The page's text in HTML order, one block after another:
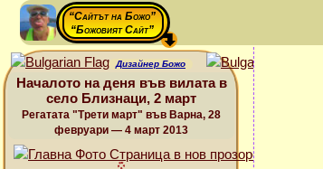
“Сайтът на Божо”
“Божовият Сайт”
Дизайнер Божо
Началото на деня във вилата в
село Близнаци, 2 март
Регатата "Трети март" във Варна, 28
февруари — 4 март 2013